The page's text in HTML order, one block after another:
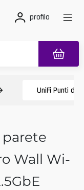
profilo
UniFi Punti di
Wall Wi-